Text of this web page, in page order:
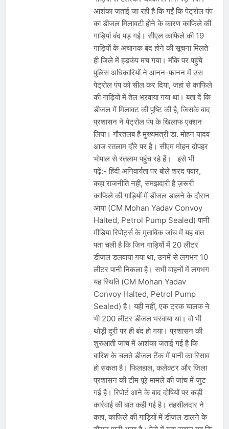
आशंका जताई जा रही है कि गईं कि पेट्रोल पंप
का डीजल मिलावटी होने के कारण काफिले की
गाड़ियां बंद पड़ गई। सीएल काफिले की 19
गाड़ियों के अचानक बंद होने की सूचना मिलते
ही जिले में हड़कंप मच गया। मौके पर पहुंचे
पुलिस अधिकारियों ने आनन-फानन में उस
पेट्रोल पंप को सील कर दिया, जहां से काफिले
की गाड़ियों में तेल भऱवाया गया था। बता दें कि
डीजल में मिलावट की पुष्टि की है, जिसके बाद
प्रशासन ने पेट्रोल पंप के खिलाफ एक्शन
लिया। गौरतलब है मुख्यमंत्री डा. मोहन यादव
आज रतलाम दौरे पर है। सीएम मोहन दोपहर
भोपाल से रतलाम पहुंच रहे हैं। इसे भी
पढ़ें:- हिंदी अनिवार्यता पर बोले शरद पवार,
कहा राजनीति नहीं, समझदारी है ज़रूरी
काफिले की गाड़ियों में डीजल डालने के दौरान
आया (CM Mohan Yadav Convoy
Halted, Petrol Pump Sealed) पानी
मीडिया रिपोर्ट्स के मुताबिक जांच में यह बात
पता चली है कि जिन गाड़ियों में 20 लीटर
डीजल डलवाया गया था, उनमें से लगभग 10
लीटर पानी निकला है। सभी वाहनों में लगभग
यह स्थिति (CM Mohan Yadav
Convoy Halted, Petrol Pump
Sealed) है। यही नहीं, एक ट्रक चालक ने
भी 200 लीटर डीजल भरवाया था। वो भी
थोड़ी दूरी पर ही बंद हो गया। प्रशासन की
शुरुआती जांच में आशंका जताई गई है कि
बारिश के चलते डीजल टैंक में पानी का रिसाव
हो सकता है। फिलहाल, कलेक्टर और जिला
प्रशासन की टीम पूरे मामले की जांच में जुट
गई है। रिपोर्ट आने के बाद दोषियों पर कड़ी
कार्रवाई की बात कही गई है। तहसीलदार ने
कहा, काफिले की गाड़ियों में डीजल डालने के